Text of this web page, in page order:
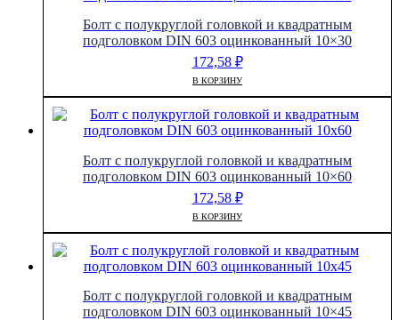
Болт с полукруглой головкой и квадратным
подголовком DIN 603 оцинкованный 10×30
172,58 ₽
В КОРЗИНУ
Болт с полукруглой головкой и квадратным
подголовком DIN 603 оцинкованный 10×60
172,58 ₽
В КОРЗИНУ
Болт с полукруглой головкой и квадратным
подголовком DIN 603 оцинкованный 10×45